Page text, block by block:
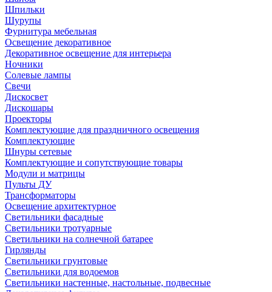
Шпильки
Шурупы
Фурнитура мебельная
Освещение декоративное
Декоративное освещение для интерьера
Ночники
Солевые лампы
Свечи
Дискосвет
Дискошары
Проекторы
Комплектующие для праздничного освещения
Комплектующие
Шнуры сетевые
Комплектующие и сопутствующие товары
Модули и матрицы
Пульты ДУ
Трансформаторы
Освещение архитектурное
Светильники фасадные
Светильники тротуарные
Светильники на солнечной батарее
Гирлянды
Светильники грунтовые
Светильники для водоемов
Светильники настенные, настольные, подвесные